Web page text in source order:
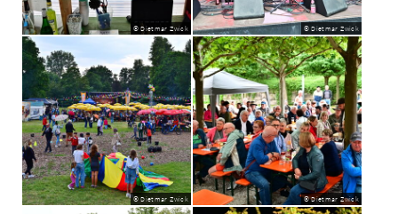
© Dietmar Zwick © Dietmar Zwick
© Dietmar Zwick © Dietmar Zwick